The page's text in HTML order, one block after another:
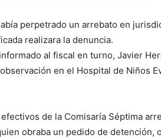
perpetrado un arrebato en
realizara la denuncia.
al fiscal en turno, Javier
en el Hospital de Niños
de la Comisaría Séptima
obraba un pedido de detención,